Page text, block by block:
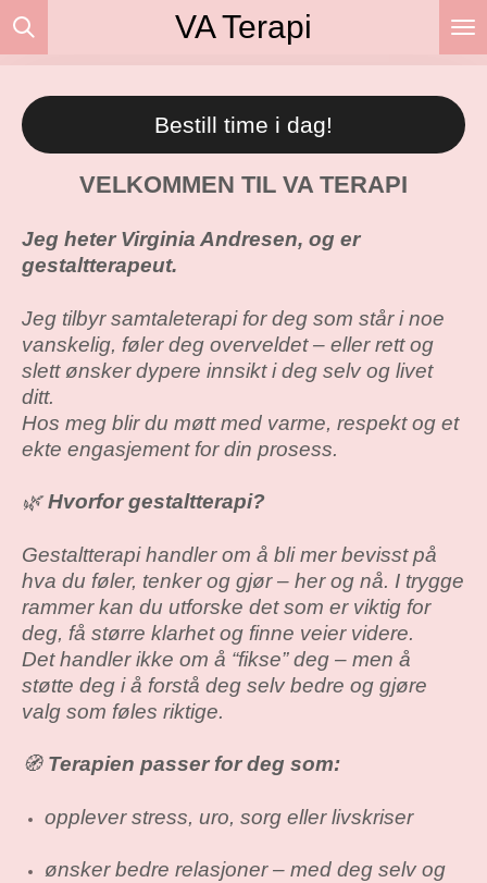
Gå
VA Terapi
Bestill time i dag!
VELKOMMEN TIL VA TERAPI
Jeg heter Virginia Andresen, og er
gestaltterapeut.
Jeg tilbyr samtaleterapi for deg som står i noe
vanskelig, føler deg overveldet – eller rett og
slett ønsker dypere innsikt i deg selv og livet
ditt.
Hos meg blir du møtt med varme, respekt og et
ekte engasjement for din prosess.
🌿Hvorfor gestaltterapi?
Gestaltterapi handler om å bli mer bevisst på
hva du føler, tenker og gjør – her og nå. I trygge
rammer kan du utforske det som er viktig for
deg, få større klarhet og finne veier videre.
Det handler ikke om å “fikse” deg – men å
støtte deg i å forstå deg selv bedre og gjøre
valg som føles riktige.
🧭 Terapien passer for deg som:
opplever stress, uro, sorg eller livskriser
ønsker bedre relasjoner – med deg selv og